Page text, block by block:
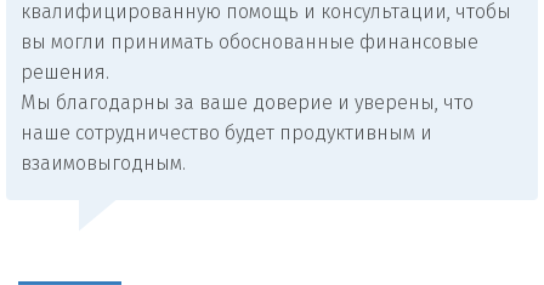
квалифицированную помощь и консультации, чтобы
вы могли принимать обоснованные финансовые
решения.
Мы благодарны за ваше доверие и уверены, что
наше сотрудничество будет продуктивным и
взаимовыгодным.